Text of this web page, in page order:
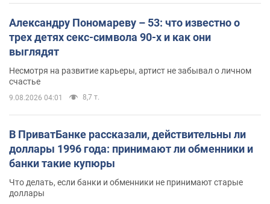
Александру Пономареву – 53: что известно о
трех детях секс-символа 90-х и как они
выглядят
Несмотря на развитие карьеры, артист не забывал о личном
счастье
9.08.2026 04:01 8,7 т.
В ПриватБанке рассказали, действительны ли
доллары 1996 года: принимают ли обменники и
банки такие купюры
Что делать, если банки и обменники не принимают старые
доллары